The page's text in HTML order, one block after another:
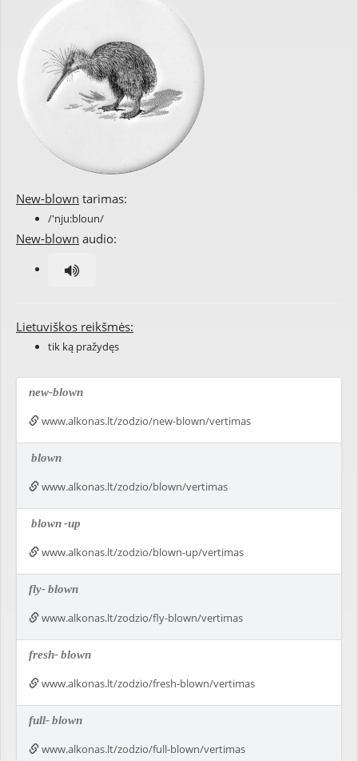
New-blown tarimas:
/'nju:bloun/
New-blown audio:
Lietuviškos reikšmės:
tik ką pražydęs
new-blown
www.alkonas.lt/zodzio/new-blown/vertimas
blown
www.alkonas.lt/zodzio/blown/vertimas
blown-up
www.alkonas.lt/zodzio/blown-up/vertimas
fly-blown
www.alkonas.lt/zodzio/fly-blown/vertimas
fresh-blown
www.alkonas.lt/zodzio/fresh-blown/vertimas
full-blown
www.alkonas.lt/zodzio/full-blown/vertimas